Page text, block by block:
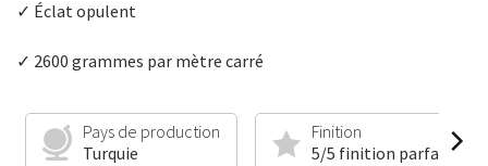
✓ Éclat opulent
✓ 2600 grammes par mètre carré
Pays de production
Turquie
Finition
5/5 finition parfaite